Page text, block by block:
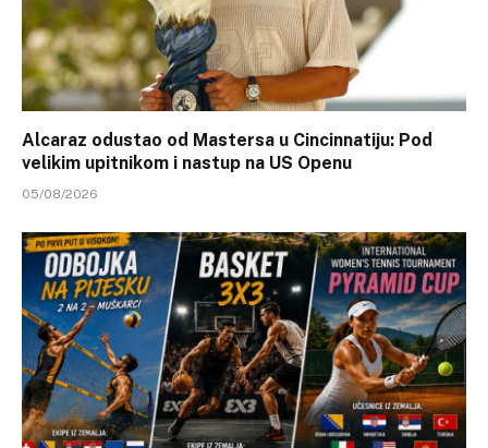
Alcaraz odustao od Mastersa u Cincinnatiju: Pod
velikim upitnikom i nastup na US Openu
05/08/2026